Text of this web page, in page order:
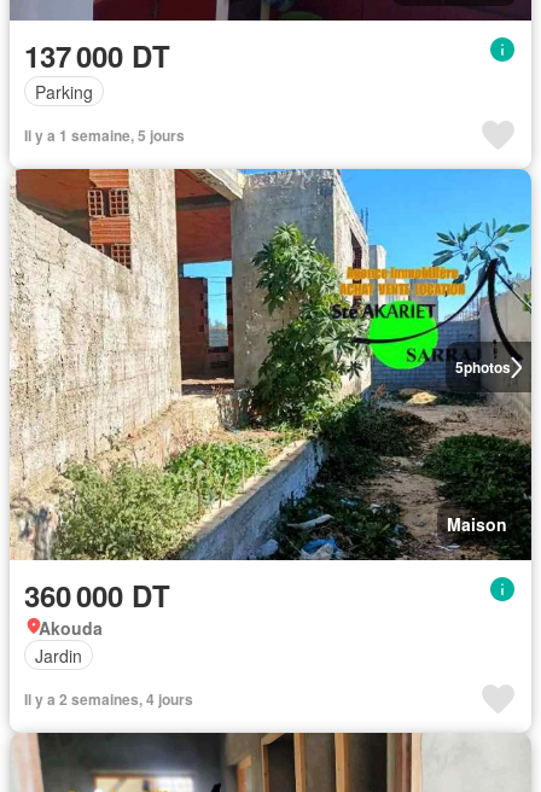
137 000 DT
Parking
Il y a 1 semaine, 5 jours
5photos
Maison
360 000 DT
Akouda
Jardin
Il y a 2 semaines, 4 jours